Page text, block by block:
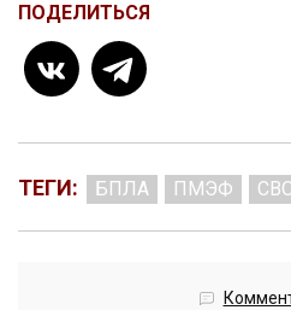
ПОДЕЛИТЬСЯ
ТЕГИ: БПЛА ПМЭФ